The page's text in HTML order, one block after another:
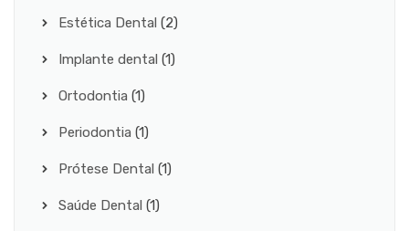
Estética Dental (2)
Implante dental (1)
Ortodontia (1)
Periodontia (1)
Prótese Dental (1)
Saúde Dental (1)